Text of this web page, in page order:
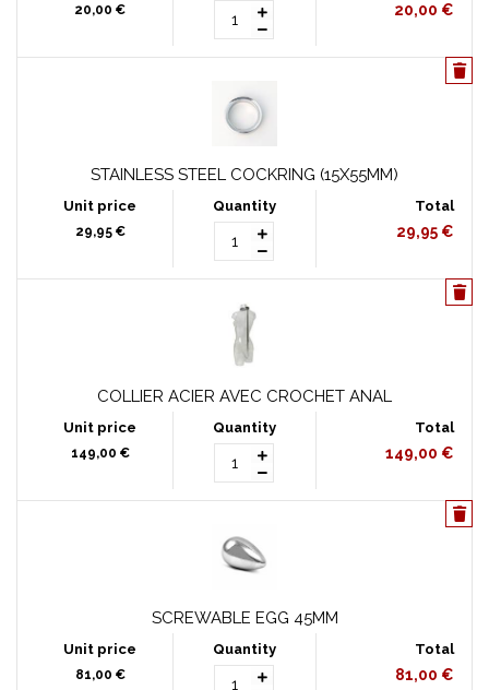
20,00 € 20,00 €
STAINLESS STEEL COCKRING (15X55MM)
29,95 € 29,95 €
COLLIER ACIER AVEC CROCHET ANAL
149,00 € 149,00 €
SCREWABLE EGG 45MM
81,00 € 81,00 €